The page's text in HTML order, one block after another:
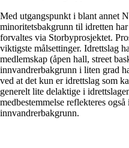
Med utgangspunkt i blant annet
minoritetsbakgrunn til idretten
forvaltes via Storbyprosjektet.
viktigste målsettinger. Idrettslag
medlemskap (åpen hall, street
innvandrerbakgrunn i liten grad
ved at det kun er idrettslag som
generelt lite delaktige i
medbestemmelse reflekteres
innvandrerbakgrunn.